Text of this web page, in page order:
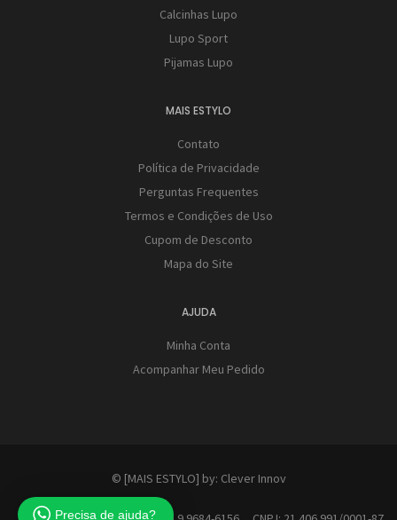
Calcinhas Lupo
Lupo Sport
Pijamas Lupo
MAIS ESTYLO
Contato
Política de Privacidade
Perguntas Frequentes
Termos e Condições de Uso
Cupom de Desconto
Mapa do Site
AJUDA
Minha Conta
Acompanhar Meu Pedido
© [MAIS ESTYLO] by: Clever Innov
Precisa de ajuda?